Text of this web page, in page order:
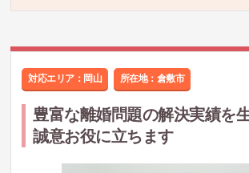
対応エリア：岡山 所在地： 倉敷市
豊富な離婚問題の解決実績を
誠意お役に立ちます